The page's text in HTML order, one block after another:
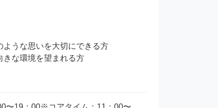
うな思いを大切にできる方
きな環境を望まれる方